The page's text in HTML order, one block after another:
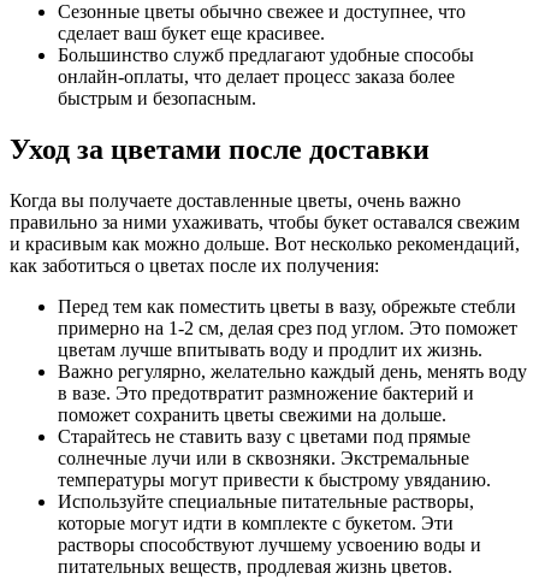
Сезонные цветы обычно свежее и доступнее, что
сделает ваш букет еще красивее.
Большинство служб предлагают удобные способы
онлайн-оплаты, что делает процесс заказа более
быстрым и безопасным.
Уход за цветами после доставки
Когда вы получаете доставленные цветы, очень важно
правильно за ними ухаживать, чтобы букет оставался свежим
и красивым как можно дольше. Вот несколько рекомендаций,
как заботиться о цветах после их получения:
Перед тем как поместить цветы в вазу, обрежьте стебли
примерно на 1-2 см, делая срез под углом. Это поможет
цветам лучше впитывать воду и продлит их жизнь.
Важно регулярно, желательно каждый день, менять воду
в вазе. Это предотвратит размножение бактерий и
поможет сохранить цветы свежими на дольше.
Старайтесь не ставить вазу с цветами под прямые
солнечные лучи или в сквозняки. Экстремальные
температуры могут привести к быстрому увяданию.
Используйте специальные питательные растворы,
которые могут идти в комплекте с букетом. Эти
растворы способствуют лучшему усвоению воды и
питательных веществ, продлевая жизнь цветов.